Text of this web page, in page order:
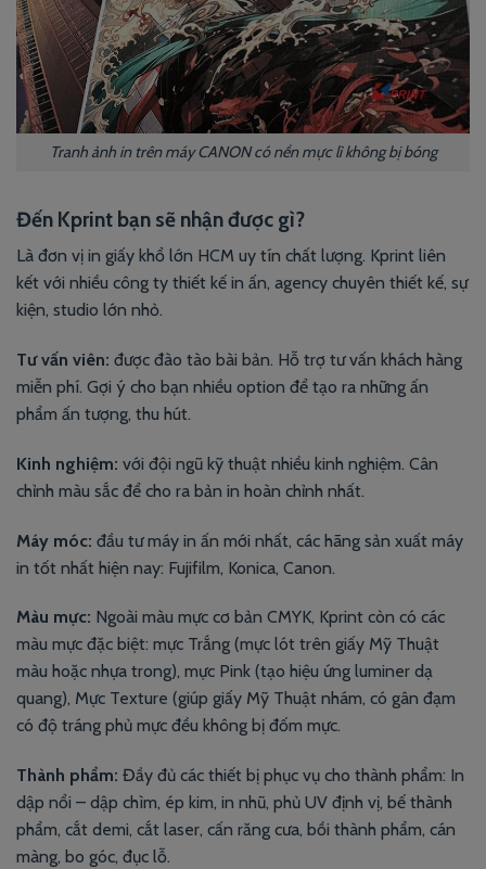
Tranh ảnh in trên máy CANON có nền mực lì không bị bóng
Đến Kprint bạn sẽ nhận được gì?
Là đơn vị in giấy khổ lớn HCM uy tín chất lượng. Kprint liên
kết với nhiều công ty thiết kế in ấn, agency chuyên thiết kế, sự
kiện, studio lớn nhỏ.
Tư vấn viên: được đào tào bài bản. Hỗ trợ tư vấn khách hàng
miễn phí. Gợi ý cho bạn nhiều option để tạo ra những ấn
phẩm ấn tượng, thu hút.
Kinh nghiệm: với đội ngũ kỹ thuật nhiều kinh nghiệm. Cân
chỉnh màu sắc để cho ra bản in hoàn chỉnh nhất.
Máy móc: đầu tư máy in ấn mới nhất, các hãng sản xuất máy
in tốt nhất hiện nay: Fujifilm, Konica, Canon.
Màu mực: Ngoài màu mực cơ bản CMYK, Kprint còn có các
màu mực đặc biệt: mực Trắng (mực lót trên giấy Mỹ Thuật
màu hoặc nhựa trong), mực Pink (tạo hiệu ứng luminer dạ
quang), Mực Texture (giúp giấy Mỹ Thuật nhám, có gân đạm
có độ tráng phủ mực đều không bị đốm mực.
Thành phẩm: Đầy đủ các thiết bị phục vụ cho thành phẩm: In
dập nổi – dập chìm, ép kim, in nhũ, phủ UV định vị, bế thành
phẩm, cắt demi, cắt laser, cấn răng cưa, bồi thành phẩm, cán
màng, bo góc, đục lỗ.